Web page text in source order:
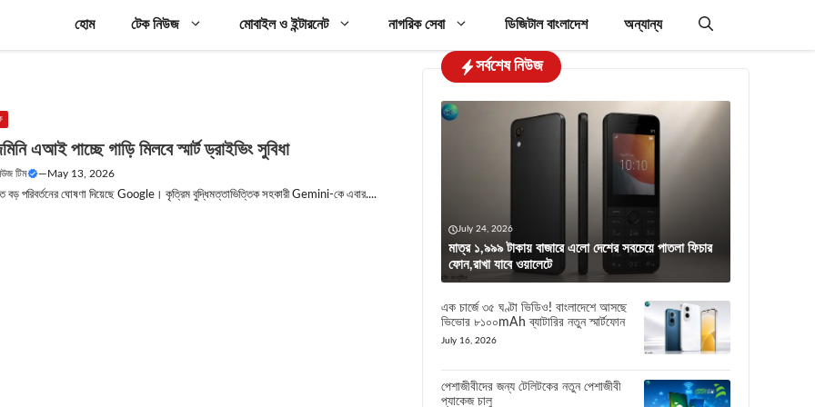
হোম টেক নিউজ মোবাইল ও ইন্টারনেট নাগরিক সেবা ডিজিটাল বাংলাদেশ অন্যান্য
এআই পাচ্ছে গাড়ি মিলবে স্মার্ট ড্রাইভিং সুবিধা
টিম —May 13, 2026
বড় পরিবর্তনের ঘোষণা দিয়েছে Google। কৃত্রিম বুদ্ধিমত্তাভিত্তিক সহকারী Gemini-কে এবার....
সর্বশেষ নিউজ
July 24, 2026
মাত্র ১,৯৯৯ টাকায় বাজারে এলো দেশের সবচেয়ে পাতলা ফিচার
ফোন,রাখা যাবে ওয়ালেটে
এক চার্জে ৩৫ ঘণ্টা ভিডিও! বাংলাদেশে আসছে
ভিভোর ৮১০০mAh ব্যাটারির নতুন স্মার্টফোন
July 16, 2026
পেশাজীবীদের জন্য টেলিটকের নতুন পেশাজীবী
প্যাকেজ চালু